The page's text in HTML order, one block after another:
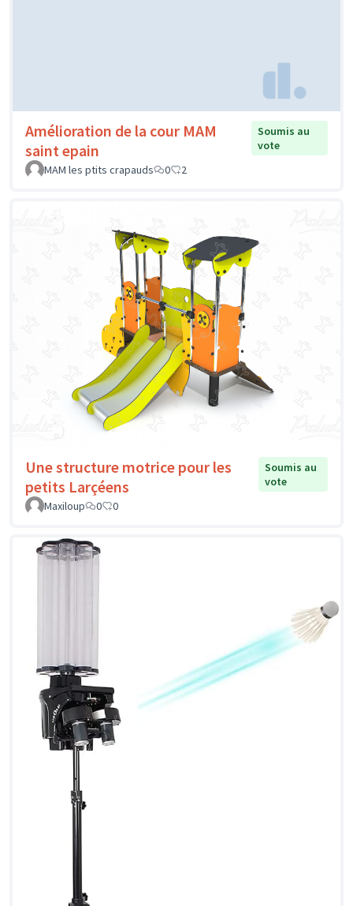
Amélioration de la cour MAM
saint epain
Soumis au
vote
MAM les ptits crapauds
0 2
Une structure motrice pour les
petits Larçéens
Soumis au
vote
Maxiloup
0 0